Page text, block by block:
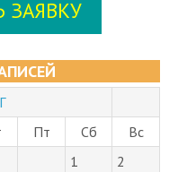
ЗАЯВКУ
Пт Сб
Вс
1
2